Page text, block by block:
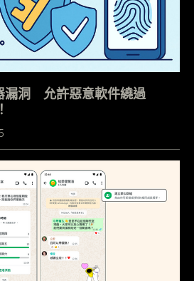
漏洞 允許惡意軟件繞過